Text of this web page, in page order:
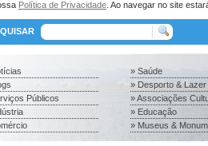
Política de Privacidade . Ao navegar no site
Públicos
» Saúde
» Desporto & Lazer
» Associações
» Educação
» Museus &